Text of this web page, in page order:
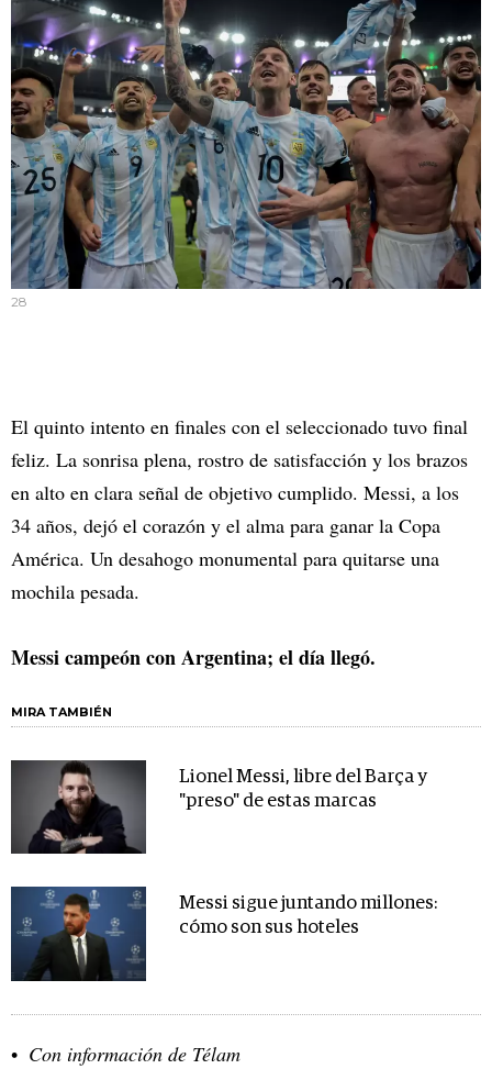
28
El quinto intento en finales con el seleccionado tuvo final
feliz. La sonrisa plena, rostro de satisfacción y los brazos
en alto en clara señal de objetivo cumplido. Messi, a los
34 años, dejó el corazón y el alma para ganar la Copa
América. Un desahogo monumental para quitarse una
mochila pesada.
Messi campeón con Argentina; el día llegó.
MIRA TAMBIÉN
Lionel Messi, libre del Barça y
"preso" de estas marcas
Messi sigue juntando millones:
cómo son sus hoteles
Con información de Télam